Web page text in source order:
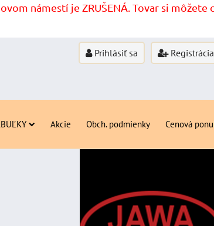
námestí je ZRUŠENÁ. Tovar si
Prihlásiť sa Registrácia
Akcie Obch. podmienky Cenová